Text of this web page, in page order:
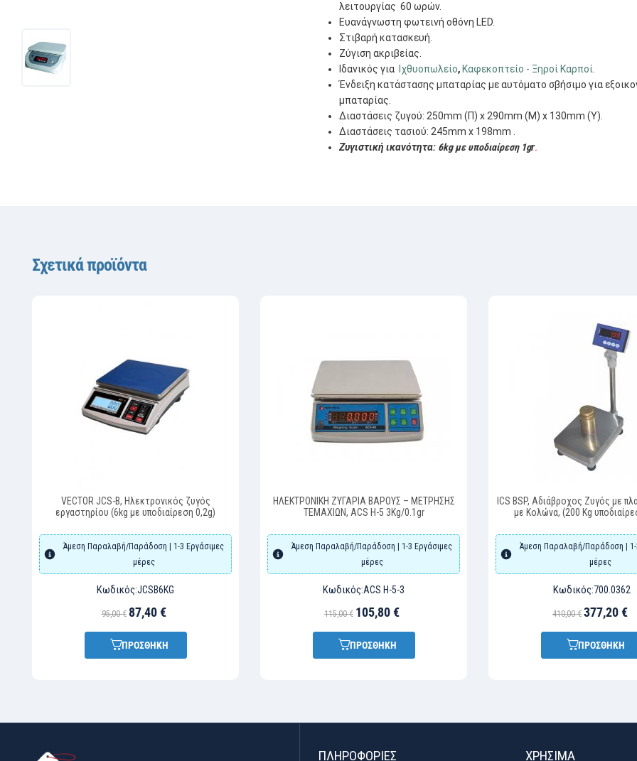
λειτουργίας 60 ωρών.
Ευανάγνωστη φωτεινή οθόνη LED.
Στιβαρή κατασκευή.
Ζύγιση ακριβείας.
Ιδανικός για
Ιχθυοπωλείο, Καφεκοπτείο - Ξηροί Καρποί
Ένδειξη κατάστασης μπαταρίας με αυτόματο σβήσιμο για
μπαταρίας.
Διαστάσεις ζυγού: 250mm (Π) x 290mm (Μ) x 130mm (Υ).
Διαστάσεις τασιού: 245mm x 198mm .
Ζυγιστική ικανότητα: 6kg με υποδιαίρεση 1gr.
Σχετικά προϊόντα
VECTOR JCS-B, Ηλεκτρονικός ζυγός
εργαστηρίου (6kg με υποδιαίρεση 0,2g)
Άμεση Παραλαβή/Παράδοση | 1-3 Εργάσιμες
μέρες
Κωδικός:JCSB6KG
95,00 € 87,40 €
ΠΡΟΣΘΗΚΗ
ΗΛΕΚΤΡΟΝΙΚΗ ΖΥΓΑΡΙΑ ΒΑΡΟΥΣ – ΜΕΤΡΗΣΗΣ
ΤΕΜΑΧΙΩΝ, ACS H-5 3Kg/0.1gr
Άμεση Παραλαβή/Παράδοση | 1-3 Εργάσιμες
μέρες
Κωδικός:ACS H-5-3
115,00 € 105,80 €
ΠΡΟΣΘΗΚΗ
ICS BSP, Αδιάβροχος Ζυγός με
με Κολώνα, (200 Kg
Άμεση Παραλαβή/Παράδοση | 1-
μέρες
Κωδικός:700.0362
410,00 € 377,20 €
ΠΡΟΣΘΗΚΗ
ΠΛΗΡΟΦΟΡΙΕΣ ΧΡΉΣΙΜΑ